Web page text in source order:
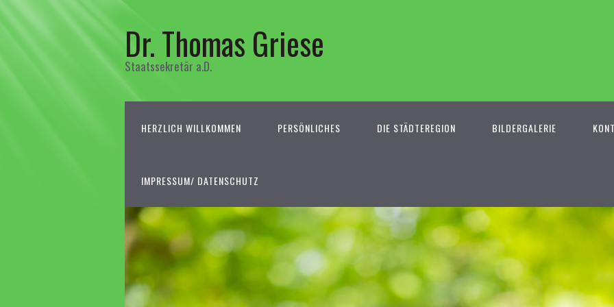
Dr. Thomas Griese
Staatssekretär a.D.
HERZLICH WILLKOMMEN PERSÖNLICHES DIE STÄDTEREGION BILDERGALERIE
IMPRESSUM/ DATENSCHUTZ